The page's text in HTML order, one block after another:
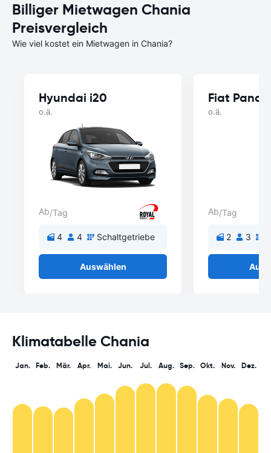
Billiger Mietwagen Chania
Preisvergleich
Wie viel kostet ein Mietwagen in Chania?
Hyundai i20
o.ä.
Ab/Tag
4 4 Schaltgetriebe
Auswählen
Fiat Panda
o.ä.
Ab/Tag
2 3
Klimatabelle Chania
Jan. Feb. Mär. Apr. Mai. Jun. Jul. Aug. Sep. Okt. Nov. Dez.